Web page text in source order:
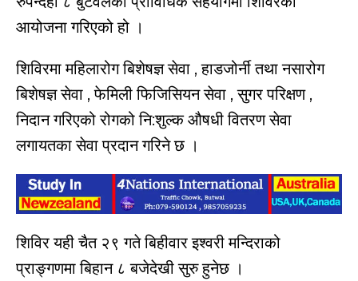
आयोजना गरिएको हो ।
शिविरमा महिलारोग बिशेषज्ञ सेवा , हाडजोर्नी तथा नसारोग
बिशेषज्ञ सेवा , फेमिली फिजिसियन सेवा , सुगर परिक्षण ,
निदान गरिएको रोगको नि:शुल्क औषधी वितरण सेवा
लगायतका सेवा प्रदान गरिने छ ।
शिविर यही चैत २९ गते बिहीवार इश्वरी मन्दिराको
प्राङ्गणमा बिहान ८ बजेदेखी सुरु हुनेछ ।